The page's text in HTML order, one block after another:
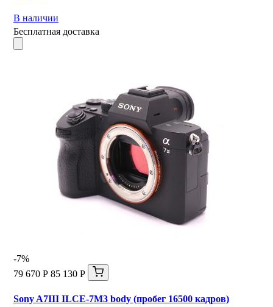
В наличии
Бесплатная доставка
-7%
79 670 Р 85 130 Р
Sony A7III ILCE-7M3 body (пробег 16500 кадров)